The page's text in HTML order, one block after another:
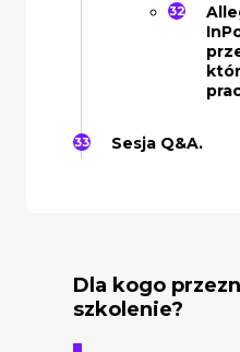
Sesja Q&A.
Dla kogo
szkolenie?